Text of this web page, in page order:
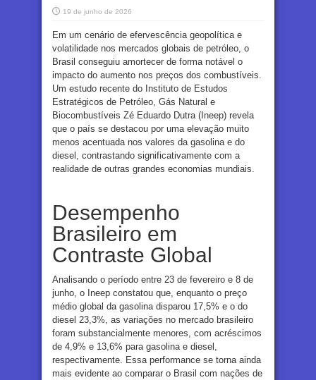
19 de junho de 2026
Em um cenário de efervescência geopolítica e
volatilidade nos mercados globais de petróleo, o
Brasil conseguiu amortecer de forma notável o
impacto do aumento nos preços dos combustíveis.
Um estudo recente do Instituto de Estudos
Estratégicos de Petróleo, Gás Natural e
Biocombustíveis Zé Eduardo Dutra (Ineep) revela
que o país se destacou por uma elevação muito
menos acentuada nos valores da gasolina e do
diesel, contrastando significativamente com a
realidade de outras grandes economias mundiais.
Desempenho
Brasileiro em
Contraste Global
Analisando o período entre 23 de fevereiro e 8 de
junho, o Ineep constatou que, enquanto o preço
médio global da gasolina disparou 17,5% e o do
diesel 23,3%, as variações no mercado brasileiro
foram substancialmente menores, com acréscimos
de 4,9% e 13,6% para gasolina e diesel,
respectivamente. Essa performance se torna ainda
mais evidente ao comparar o Brasil com nações de